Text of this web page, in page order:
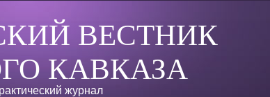
ВЕСТНИК
КАВКАЗА
журнал